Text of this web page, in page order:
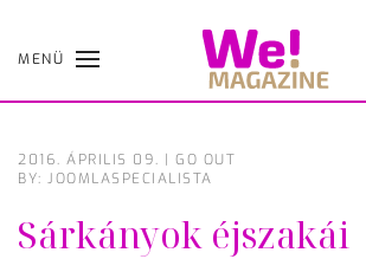
Skip
MENÜ
2016. ÁPRILIS 09. | GO OUT
BY: JOOMLASPECIALISTA
Sárkányok éjszakái